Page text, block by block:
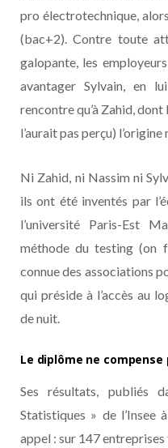
pro électrotechnique,
(bac+2). Contre toute
galopante, les
avantager Sylvain, en
rencontre qu’à Zahid,
l’aurait pas perçu)
Ni Zahid, ni Nassim ni
ils ont été inventés par
l’université Paris-Est
méthode du testing (on
connue des associations
qui préside à l’accès au
de nuit.
Le diplôme ne
Ses résultats, publiés
Statistiques » de l’Insee
appel : sur 147